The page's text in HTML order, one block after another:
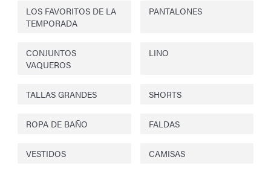
LOS FAVORITOS DE LA
TEMPORADA
PANTALONES
CONJUNTOS
VAQUEROS
LINO
TALLAS GRANDES SHORTS
ROPA DE BAÑO FALDAS
VESTIDOS CAMISAS